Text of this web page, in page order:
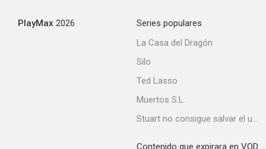
PlayMax 2026
Series populares
La Casa del Dragón
Silo
Ted Lasso
Muertos S.L.
Stuart no consigue salvar el universo
Contenido que expirara en VOD